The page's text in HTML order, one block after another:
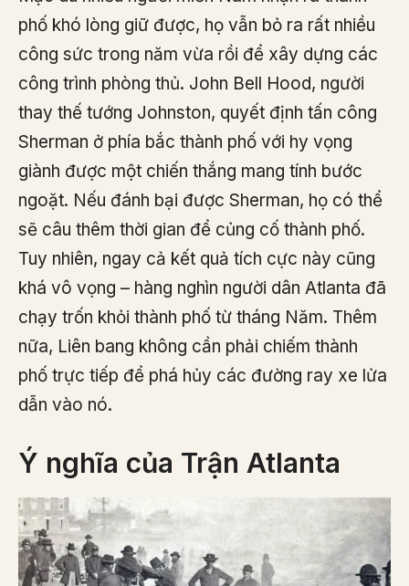
phố khó lòng giữ được, họ vẫn bỏ ra rất nhiều
công sức trong năm vừa rồi để xây dựng các
công trình phòng thủ. John Bell Hood, người
thay thế tướng Johnston, quyết định tấn công
Sherman ở phía bắc thành phố với hy vọng
giành được một chiến thắng mang tính bước
ngoặt. Nếu đánh bại được Sherman, họ có thể
sẽ câu thêm thời gian để củng cố thành phố.
Tuy nhiên, ngay cả kết quả tích cực này cũng
khá vô vọng – hàng nghìn người dân Atlanta đã
chạy trốn khỏi thành phố từ tháng Năm. Thêm
nữa, Liên bang không cần phải chiếm thành
phố trực tiếp để phá hủy các đường ray xe lửa
dẫn vào nó.
Ý nghĩa của Trận Atlanta